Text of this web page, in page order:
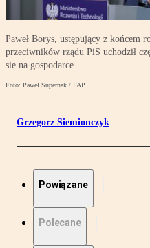
Paweł Borys, ustępujący z końcem
przeciwników rządu PiS uchodził
się na gospodarce.
Foto: Paweł Supernak / PAP
Grzegorz Siemionczyk
Powiązane
Polecane